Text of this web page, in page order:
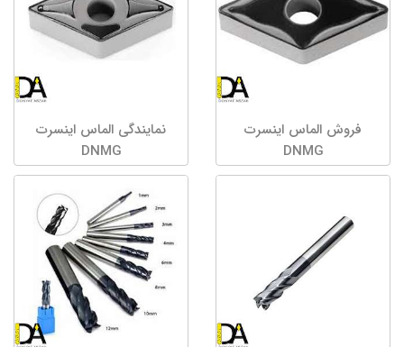
فروش الماس اینسرت
DNMG
نمایندگی الماس اینسرت
DNMG